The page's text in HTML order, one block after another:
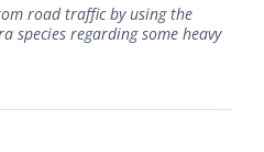
road traffic by using the
species regarding some heavy